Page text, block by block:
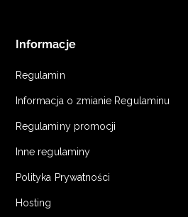
Informacje
Regulamin
Informacja o zmianie Regulaminu
Regulaminy promocji
Inne regulaminy
Polityka Prywatności
Hosting